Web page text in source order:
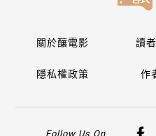
關於釀電影 讀
隱私權政策 作
Follow Us On